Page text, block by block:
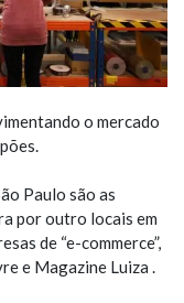
o mercado
Paulo são as
por outro locais em
de “e-commerce”,
e Magazine Luiza .